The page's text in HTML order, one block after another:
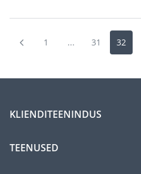
1 ... 31 32
KLIENDITEENINDUS
TEENUSED